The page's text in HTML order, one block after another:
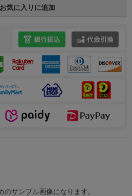
お気に入りに追加
サンプル画像になります。